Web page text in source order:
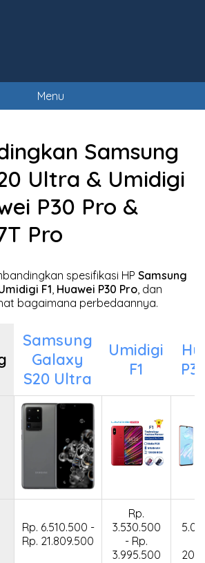
Menu
Samsung
Ultra & Umidigi
P30 Pro &
Pro
spesifikasi HP Samsung
F1, Huawei P30 Pro, dan
bagaimana perbedaannya.
Samsung
Galaxy
S20 Ultra
Umidigi
F1
Rp. 6.510.500 -
Rp. 21.809.500
Rp.
3.530.500
- Rp.
3.995.500